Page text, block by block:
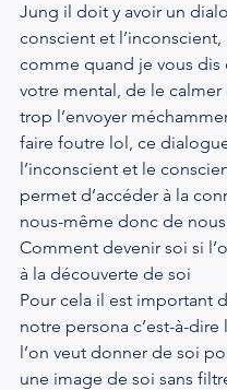
Jung il doit y avoir un
conscient et l’inconscient,
comme quand je vous dis
votre mental, de le calmer
trop l’envoyer
faire foutre lol, ce
l’inconscient et le
permet d’accéder à la
nous-même donc de
Comment devenir soi si
à la découverte de soi
Pour cela il est important
notre persona c’est-à-dire
l’on veut donner de soi
une image de soi sans